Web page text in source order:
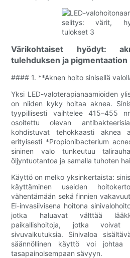
Värikohtaiset hyödyt:
tulehduksen ja pigmentaation
#### 1. **Aknen hoito sinisellä
Yksi LED-valoterapianaamioiden
on niiden kyky hoitaa aknea.
tyypillisesti vaihtelee 415–455
osoitettu olevan
kohdistuvat tehokkaasti aknea
erityisesti *Propionibacterium
sininen valo tunkeutuu
öljyntuotantoa ja samalla tuhoten
Käyttö on melko yksinkertaista:
käyttäminen useiden
vähentämään sekä finnien
Ei-invasiivisena hoitona
jotka haluavat välttää
paikallishoitoja, jotka voivat
sivuvaikutuksia. Sinivaloa
säännöllinen käyttö voi johtaa
tasapainoisempaan sävyyn.